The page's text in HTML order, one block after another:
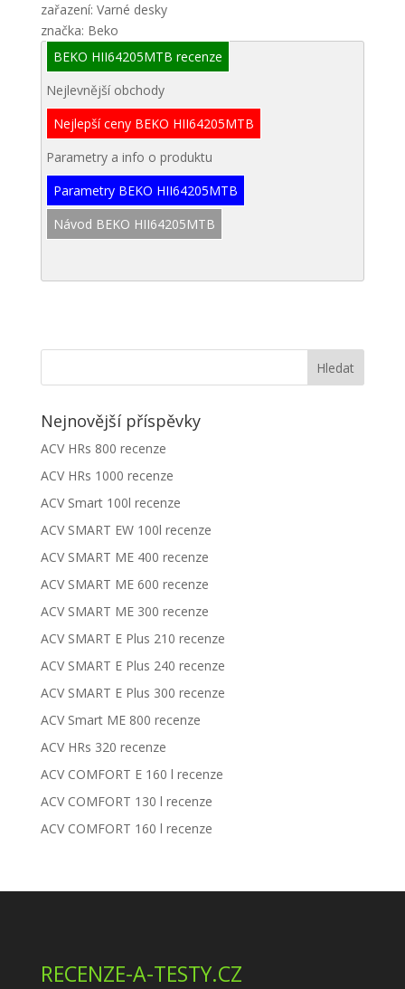
zařazení: Varné desky
značka: Beko
BEKO HII64205MTB recenze
Nejlevnější obchody
Nejlepší ceny BEKO HII64205MTB
Parametry a info o produktu
Parametry BEKO HII64205MTB
Návod BEKO HII64205MTB
Nejnovější příspěvky
ACV HRs 800 recenze
ACV HRs 1000 recenze
ACV Smart 100l recenze
ACV SMART EW 100l recenze
ACV SMART ME 400 recenze
ACV SMART ME 600 recenze
ACV SMART ME 300 recenze
ACV SMART E Plus 210 recenze
ACV SMART E Plus 240 recenze
ACV SMART E Plus 300 recenze
ACV Smart ME 800 recenze
ACV HRs 320 recenze
ACV COMFORT E 160 l recenze
ACV COMFORT 130 l recenze
ACV COMFORT 160 l recenze
RECENZE-A-TESTY.CZ